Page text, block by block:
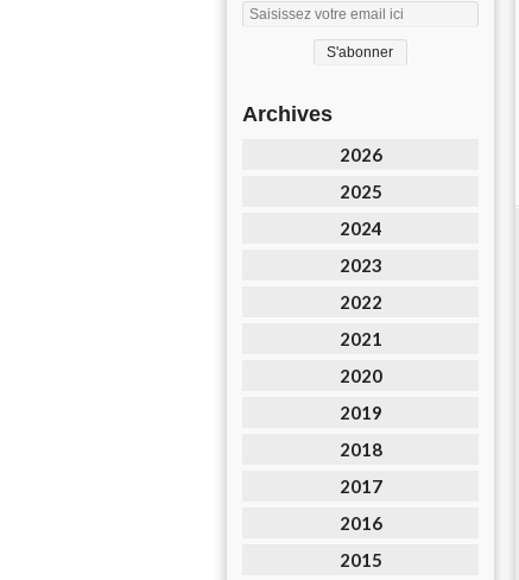
Archives
2026
2025
2024
2023
2022
2021
2020
2019
2018
2017
2016
2015